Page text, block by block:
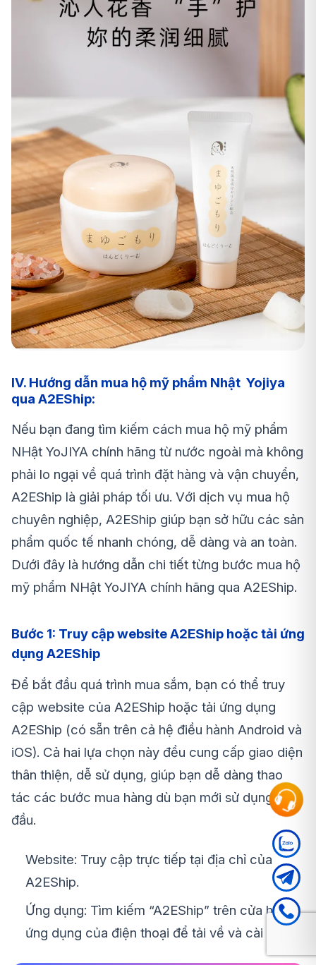
IV. Hướng dẫn mua hộ mỹ phẩm Nhật Yojiya
qua A2EShip:
Nếu bạn đang tìm kiếm cách mua hộ mỹ phẩm
NHật YoJIYA chính hãng từ nước ngoài mà không
phải lo ngại về quá trình đặt hàng và vận chuyển,
A2EShip là giải pháp tối ưu. Với dịch vụ mua hộ
chuyên nghiệp, A2EShip giúp bạn sở hữu các sản
phẩm quốc tế nhanh chóng, dễ dàng và an toàn.
Dưới đây là hướng dẫn chi tiết từng bước mua hộ
mỹ phẩm NHật YoJIYA chính hãng qua A2EShip.
Bước 1: Truy cập website A2EShip hoặc tải ứng
dụng A2EShip
Để bắt đầu quá trình mua sắm, bạn có thể truy
cập website của A2EShip hoặc tải ứng dụng
A2EShip (có sẵn trên cả hệ điều hành Android và
iOS). Cả hai lựa chọn này đều cung cấp giao diện
thân thiện, dễ sử dụng, giúp bạn dễ dàng thao
tác các bước mua hàng dù bạn mới sử dụng lần
đầu.
Website: Truy cập trực tiếp tại địa chỉ của
A2EShip.
Ứng dụng: Tìm kiếm “A2EShip” trên cửa hàng
ứng dụng của điện thoại để tải về và cài đặt.